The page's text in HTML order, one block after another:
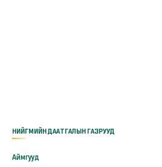
НИЙГМИЙН ДААТГАЛЫН ГАЗРУУД
Аймгууд